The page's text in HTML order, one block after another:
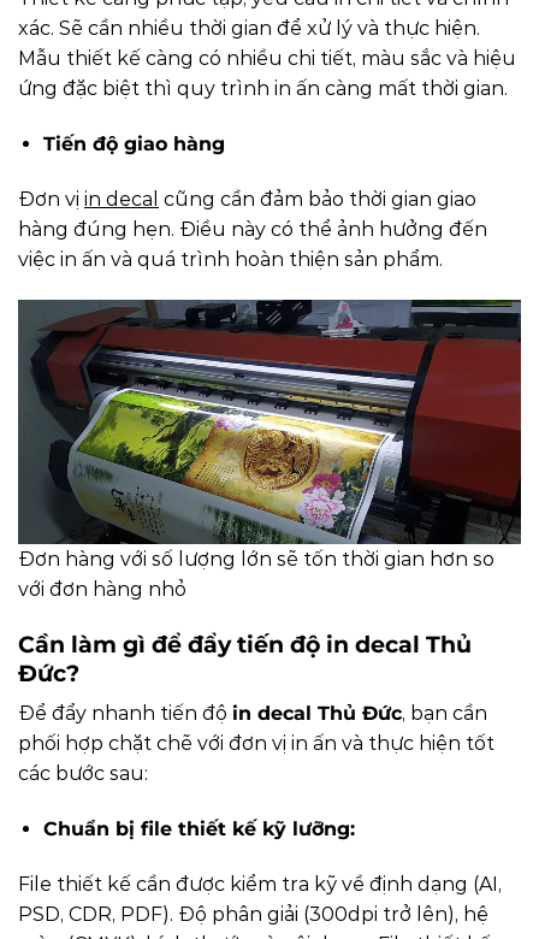
xác. Sẽ cần nhiều thời gian để xử lý và thực hiện.
Mẫu thiết kế càng có nhiều chi tiết, màu sắc và hiệu
ứng đặc biệt thì quy trình in ấn càng mất thời gian.
Tiến độ giao hàng
Đơn vị in decal cũng cần đảm bảo thời gian giao
hàng đúng hẹn. Điều này có thể ảnh hưởng đến
việc in ấn và quá trình hoàn thiện sản phẩm.
Đơn hàng với số lượng lớn sẽ tốn thời gian hơn so
với đơn hàng nhỏ
Cần làm gì để đẩy tiến độ in decal Thủ
Đức?
Để đẩy nhanh tiến độ in decal Thủ Đức, bạn cần
phối hợp chặt chẽ với đơn vị in ấn và thực hiện tốt
các bước sau:
Chuẩn bị file thiết kế kỹ lưỡng:
File thiết kế cần được kiểm tra kỹ về định dạng (AI,
PSD, CDR, PDF). Độ phân giải (300dpi trở lên), hệ